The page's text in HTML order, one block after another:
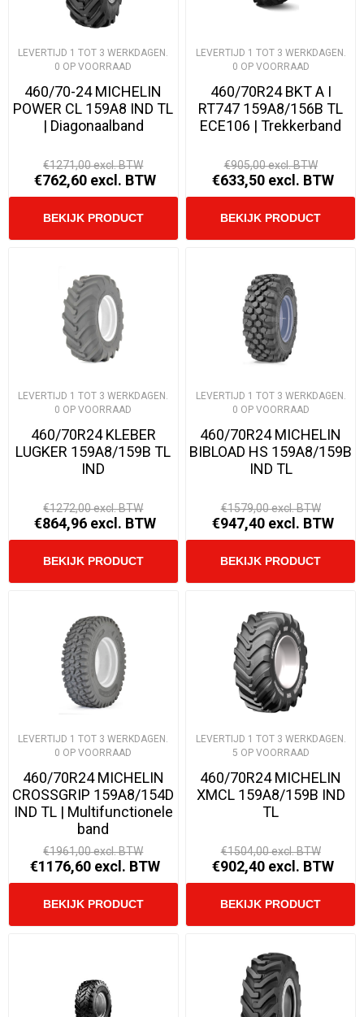
LEVERTIJD 1 TOT 3 WERKDAGEN.
0 OP VOORRAAD
460/70-24 MICHELIN
POWER CL 159A8 IND TL
| Diagonaalband
€1271,00 excl. BTW
€762,60 excl. BTW
LEVERTIJD 1 TOT 3 WERKDAGEN.
0 OP VOORRAAD
460/70R24 BKT A I
RT747 159A8/156B TL
ECE106 | Trekkerband
€905,00 excl. BTW
€633,50 excl. BTW
LEVERTIJD 1 TOT 3 WERKDAGEN.
0 OP VOORRAAD
460/70R24 KLEBER
LUGKER 159A8/159B TL
IND
€1272,00 excl. BTW
€864,96 excl. BTW
LEVERTIJD 1 TOT 3 WERKDAGEN.
0 OP VOORRAAD
460/70R24 MICHELIN
BIBLOAD HS 159A8/159B
IND TL
€1579,00 excl. BTW
€947,40 excl. BTW
LEVERTIJD 1 TOT 3 WERKDAGEN.
0 OP VOORRAAD
460/70R24 MICHELIN
CROSSGRIP 159A8/154D
IND TL | Multifunctionele
band
€1961,00 excl. BTW
€1176,60 excl. BTW
LEVERTIJD 1 TOT 3 WERKDAGEN.
5 OP VOORRAAD
460/70R24 MICHELIN
XMCL 159A8/159B IND
TL
€1504,00 excl. BTW
€902,40 excl. BTW